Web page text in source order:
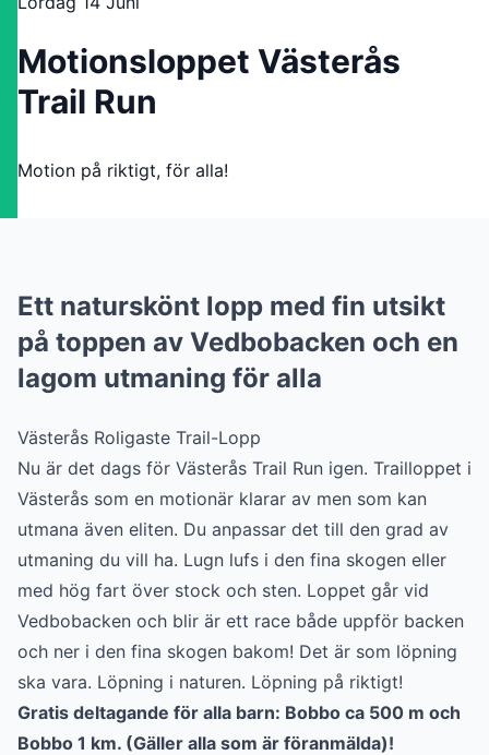
Motionsloppet Västerås
Trail Run
Motion på riktigt, för alla!
Ett naturskönt lopp med fin utsikt
på toppen av Vedbobacken och en
lagom utmaning för alla
Västerås Roligaste Trail-Lopp
Nu är det dags för Västerås Trail Run igen. Trailloppet i
Västerås som en motionär klarar av men som kan
utmana även eliten. Du anpassar det till den grad av
utmaning du vill ha. Lugn lufs i den fina skogen eller
med hög fart över stock och sten. Loppet går vid
Vedbobacken och blir är ett race både uppför backen
och ner i den fina skogen bakom! Det är som löpning
ska vara. Löpning i naturen. Löpning på riktigt!
Gratis deltagande för alla barn: Bobbo ca 500 m och
Bobbo 1 km. (Gäller alla som är föranmälda)!